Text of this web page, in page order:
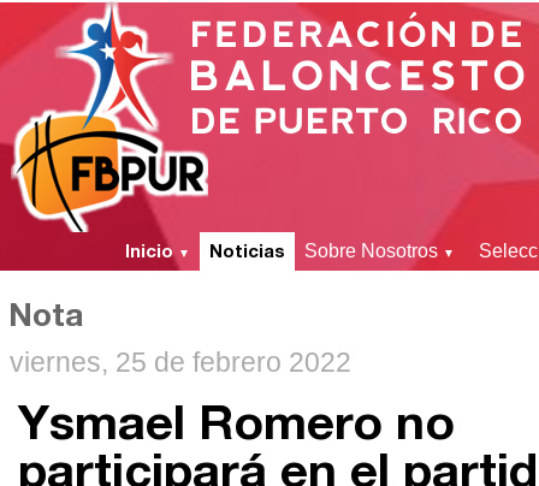
Inicio ▼ Noticias Sobre Nosotros ▼
Nota
viernes, 25 de febrero 2022
Ysmael Romero no
participará en el